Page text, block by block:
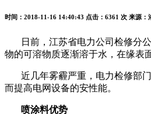
时间：2018-11-16 14:40:43 点击：6361 次 来源：
日前，江苏省电力公司检修分
物的可溶物质逐渐溶于水，在缘表
近几年雾霾严重，电力检修部
而提高电网设备的安性能。
喷涂料优势